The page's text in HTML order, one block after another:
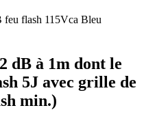
dB à 1m dont le
5J avec grille de
min.)